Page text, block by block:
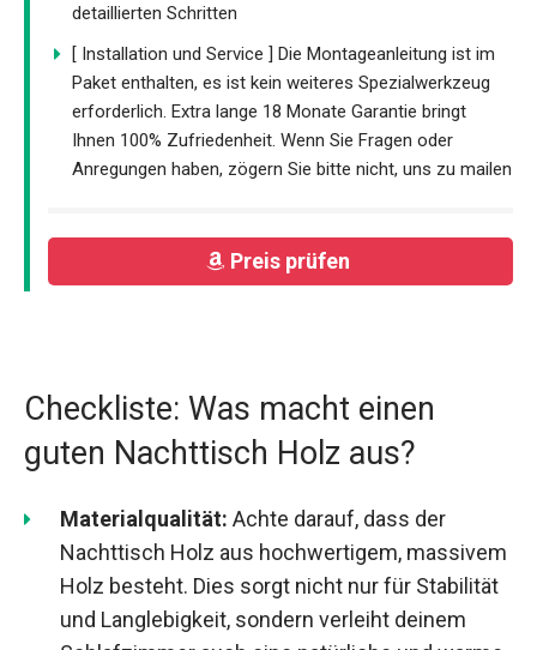
detaillierten Schritten
[ Installation und Service ] Die Montageanleitung ist im
Paket enthalten, es ist kein weiteres Spezialwerkzeug
erforderlich. Extra lange 18 Monate Garantie bringt
Ihnen 100% Zufriedenheit. Wenn Sie Fragen oder
Anregungen haben, zögern Sie bitte nicht, uns zu mailen
Preis prüfen
Checkliste: Was macht einen
guten Nachttisch Holz aus?
Materialqualität: Achte darauf, dass der
Nachttisch Holz aus hochwertigem, massivem
Holz besteht. Dies sorgt nicht nur für Stabilität
und Langlebigkeit, sondern verleiht deinem